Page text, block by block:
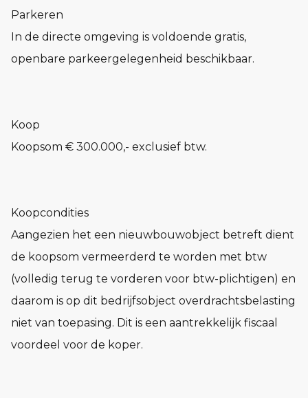
Parkeren
In de directe omgeving is voldoende gratis,
openbare parkeergelegenheid beschikbaar.
Koop
Koopsom € 300.000,- exclusief btw.
Koopcondities
Aangezien het een nieuwbouwobject betreft dient
de koopsom vermeerderd te worden met btw
(volledig terug te vorderen voor btw-plichtigen) en
daarom is op dit bedrijfsobject overdrachtsbelasting
niet van toepasing. Dit is een aantrekkelijk fiscaal
voordeel voor de koper.